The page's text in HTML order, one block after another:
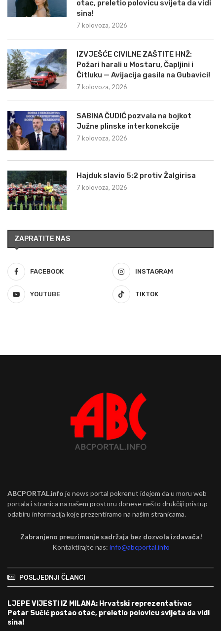
otac, preletio polovicu svijeta da vidi
sina!
7 kolovoza, 2026
IZVJEŠĆE CIVILNE ZAŠTITE HNŽ:
Požari harali u Mostaru, Čapljini i
Čitluku — Avijacija gasila na Gubavici!
7 kolovoza, 2026
SABINA ČUDIĆ pozvala na bojkot
Južne plinske interkonekcije
7 kolovoza, 2026
Hajduk slavio 5:2 protiv Žalgirisa
7 kolovoza, 2026
ZAPRATITE NAS
FACEBOOK INSTAGRAM
YOUTUBE TIKTOK
ABCPORTAL.info je news portal pokrenut idejom da u moru web
portala i stranica na našem prostoru donese nešto drukčiji pristup
odabiru informacija koje prezentiramo na našim stranicama.
Zabranjeno preuzimanje sadržaja bez dozvola izdavača!
Kontaktirajte nas:info@abcportal.info
POSLJEDNJI ČLANCI
LJEPE VIJESTI IZ MILANA: Hrvatski reprezentativac
Petar Sučić postao otac, preletio polovicu svijeta da vidi
sina!